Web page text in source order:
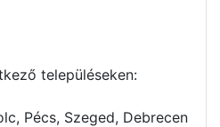
településeken:
Pécs, Szeged, Debrecen